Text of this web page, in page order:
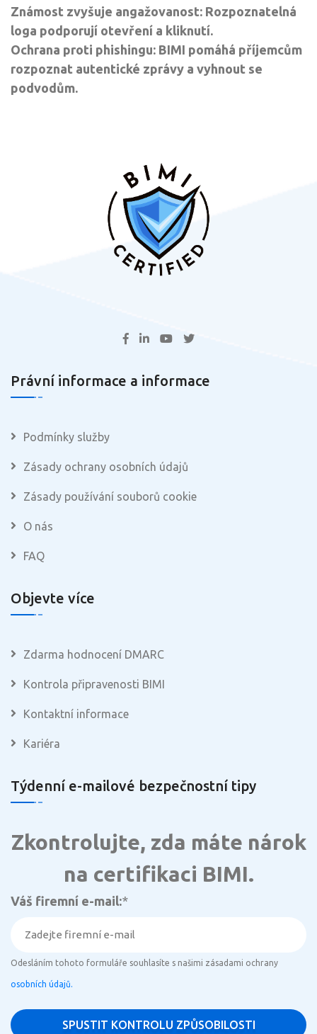
Známost zvyšuje angažovanost: Rozpoznatelná
loga podporují otevření a kliknutí.
Ochrana proti phishingu: BIMI pomáhá příjemcům
rozpoznat autentické zprávy a vyhnout se
podvodům.
Právní informace a informace
Podmínky služby
Zásady ochrany osobních údajů
Zásady používání souborů cookie
O nás
FAQ
Objevte více
Zdarma hodnocení DMARC
Kontrola připravenosti BIMI
Kontaktní informace
Kariéra
Týdenní e-mailové bezpečnostní tipy
Zkontrolujte, zda máte nárok
na certifikaci BIMI.
Váš firemní e-mail:*
Odesláním tohoto formuláře souhlasíte s našimi zásadami ochrany
osobních údajů.